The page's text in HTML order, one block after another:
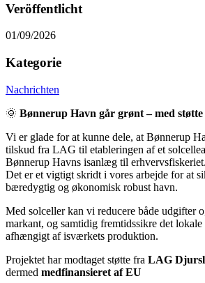
Veröffentlicht
01/09/2026
Kategorie
Nachrichten
🌞 Bønnerup Havn går grønt – med
Vi er glade for at kunne dele, at Bønnerup
tilskud fra LAG til etableringen af et
Bønnerup Havns isanlæg til
Det er et vigtigt skridt i vores arbejde for at
bæredygtig og økonomisk robust havn.
Med solceller kan vi reducere både udgifter
markant, og samtidig fremtidssikre det
afhængigt af isværkets produktion.
Projektet har modtaget støtte fra LAG
dermed medfinansieret af EU